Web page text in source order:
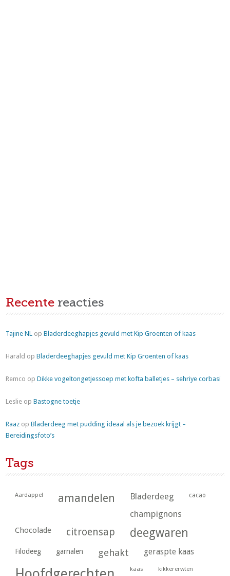
Recente reacties
Tajine NL opBladerdeeghapjes gevuld met Kip Groenten of kaas
Harald opBladerdeeghapjes gevuld met Kip Groenten of kaas
Remco opDikke vogeltongetjessoep met kofta balletjes – sehriye corbasi
Leslie opBastogne toetje
Raaz opBladerdeeg met pudding ideaal als je bezoek krijgt –
Bereidingsfoto’s
Tags
Aardappel amandelen Bladerdeeg cacao
champignons
Chocolade citroensap deegwaren
Filodeeg garnalen gehakt geraspte kaas
kaas kikkererwten